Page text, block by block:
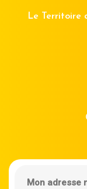
Le Territoire